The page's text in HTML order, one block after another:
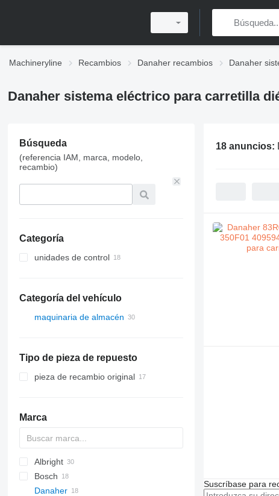
Machineryline Recambios Danaher recambios Danaher
Danaher sistema eléctrico para carretilla
Búsqueda
(referencia IAM, marca, modelo,
recambio)
Categoría
unidades de control
Categoría del vehículo
maquinaria de almacén
carretillas elevadoras de
carretillas retráctiles
Tipo de pieza de repuesto
pieza de recambio original
Marca
Albright
Bosch
Danaher
18 anuncios:
Suscríbase para